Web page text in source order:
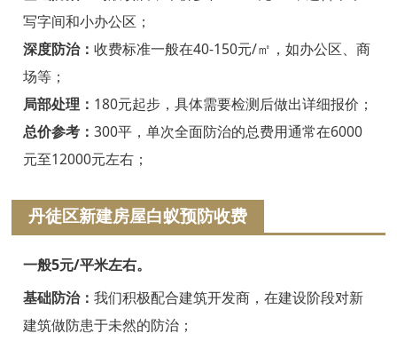
绍兴白蚁防治
诸暨白蚁防治
嵊州白蚁防治
新昌白蚁防治
金华白蚁防治
义乌白蚁防治
永康白蚁防治
写字间和小办公区；
深度防治： 收费标准一般在40-150元/㎡，如办公区、商
场等；
局部处理： 180元起步，具体需要检测后做出详细报价；
总价参考： 300平，单次全面防治的总费用通常在6000
元至12000元左右；
丹徒区新建房屋白蚁预防收费
一般5元/平米左右。
基础防治： 我们积极配合建筑开发商，在建设阶段对新
建筑做防患于未然的防治；